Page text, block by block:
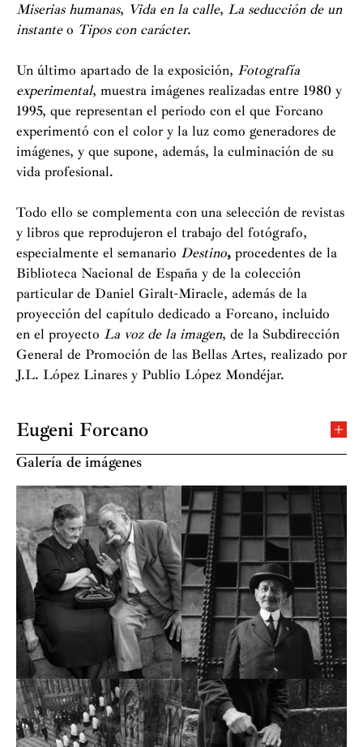
Miserias humanas, Vida en la calle, La seducción de un
instanteo Tipos con carácter.
Un último apartado de la exposición, Fotografía
experimental, muestra imágenes realizadas entre 1980 y
1995, que representan el periodo con el que Forcano
experimentó con el color y la luz como generadores de
imágenes, y que supone, además, la culminación de su
vida profesional.
Todo ello se complementa con una selección de revistas
y libros que reprodujeron el trabajo del fotógrafo,
especialmente el semanario Destino, procedentes de la
Biblioteca Nacional de España y de la colección
particular de Daniel Giralt-Miracle, además de la
proyección del capítulo dedicado a Forcano, incluido
en el proyecto La voz de la imagen, de la Subdirección
General de Promoción de las Bellas Artes, realizado por
J.L. López Linares y Publio López Mondéjar.
Eugeni Forcano
oriunda y vive en Canet de Mar, población en la que
pasa su infancia y juventud, y donde instala su primer
laboratorio fotográfico. En 1949 ingresa en la
Agrupació Fotogràfica de Catalunya aunque hasta 1960
su dedicación a la fotografía es amateur. Es
precisamente este año cuando, a raíz de ganar el
concurso estival de fotografía que convoca anualmente
el semanarioDestino, decide abandonar su trabajo y
dedicarse profesionalmente a la fotografía. Empieza
haciendo reportajes en blanco y negro de cariz social en
Barcelona, aunque pronto recorre toda Catalunya en
busca de crónicas que reflejen la vida en pueblos y
ciudades.
Galería de imágenes